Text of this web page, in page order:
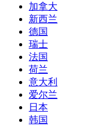
加拿大
新西兰
德国
瑞士
法国
荷兰
意大利
爱尔兰
日本
韩国